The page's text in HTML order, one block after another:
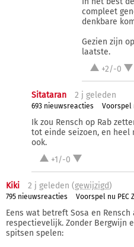
compleet
denkbare
Gezien zijn
laatste.
+2/-0
Sitataran 2 j geleden
693 nieuwsreacties Voorspel
Ik zou Rensch op Rab
tot einde seizoen, en heel
ook.
+1/-0
Kiki 2 j geleden (gewijzigd)
795 nieuwsreacties Voorspel nu PEC
Eens wat betreft Sosa en
respectievelijk. Zonder Bergwijn
spitsen spelen: